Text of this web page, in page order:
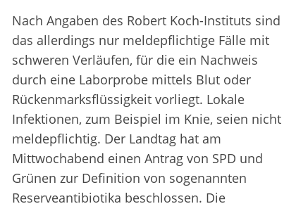
Nach Angaben des Robert Koch-Instituts sind
das allerdings nur meldepflichtige Fälle mit
schweren Verläufen, für die ein Nachweis
durch eine Laborprobe mittels Blut oder
Rückenmarksflüssigkeit vorliegt. Lokale
Infektionen, zum Beispiel im Knie, seien nicht
meldepflichtig. Der Landtag hat am
Mittwochabend einen Antrag von SPD und
Grünen zur Definition von sogenannten
Reserveantibiotika beschlossen. Die